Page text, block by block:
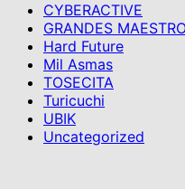
CYBERACTIVE
GRANDES
Hard Future
Mil Asmas
TOSECITA
Turicuchi
UBIK
Uncategorized